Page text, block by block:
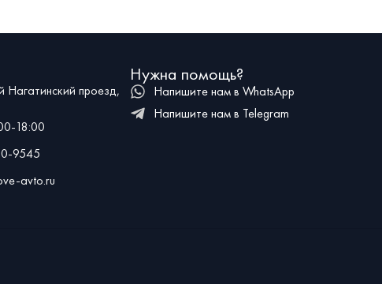
проезд,
18:00
9545
avto.ru
Нужна помощь?
Напишите нам в WhatsApp
Напишите нам в Telegram